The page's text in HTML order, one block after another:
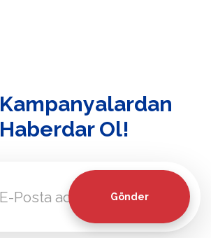
Kampanyalardan
Haberdar Ol!
Gönder